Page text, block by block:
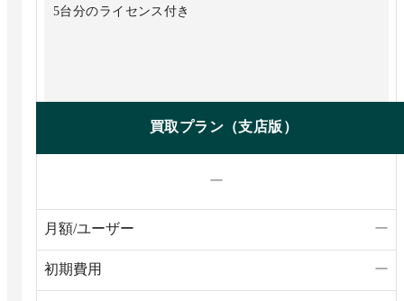
5台分のライセンス付き
買取プラン（支店版）
ー
月額/ユーザー ー
初期費用 ー